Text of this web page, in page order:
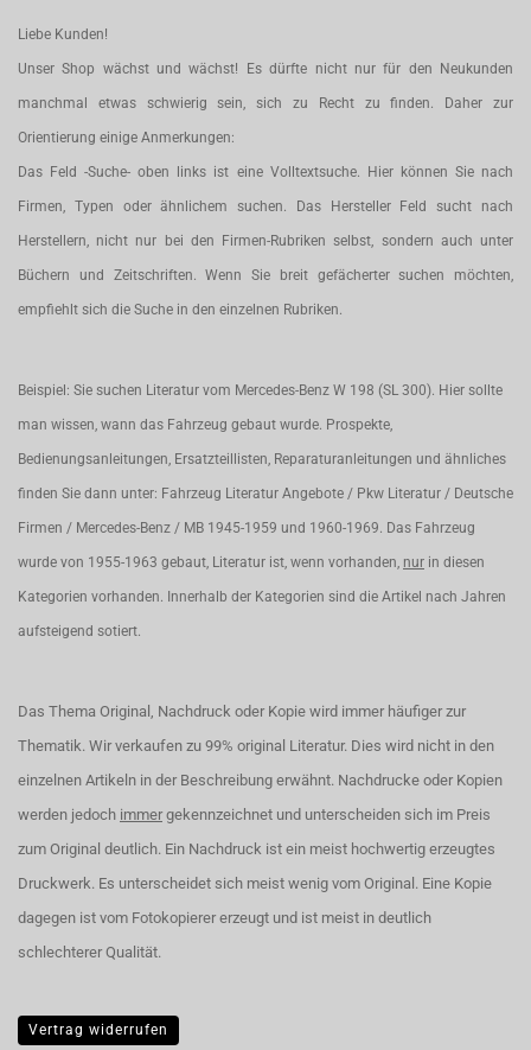
Liebe Kunden!
Unser Shop wächst und wächst! Es dürfte nicht nur für den Neukunden
manchmal etwas schwierig sein, sich zu Recht zu finden. Daher zur
Orientierung einige Anmerkungen:
Das Feld -Suche- oben links ist eine Volltextsuche. Hier können Sie nach
Firmen, Typen oder ähnlichem suchen. Das Hersteller Feld sucht nach
Herstellern, nicht nur bei den Firmen-Rubriken selbst, sondern auch unter
Büchern und Zeitschriften. Wenn Sie breit gefächerter suchen möchten,
empfiehlt sich die Suche in den einzelnen Rubriken.
Beispiel: Sie suchen Literatur vom Mercedes-Benz W 198 (SL 300). Hier sollte
man wissen, wann das Fahrzeug gebaut wurde. Prospekte,
Bedienungsanleitungen, Ersatzteillisten, Reparaturanleitungen und ähnliches
finden Sie dann unter: Fahrzeug Literatur Angebote / Pkw Literatur / Deutsche
Firmen / Mercedes-Benz / MB 1945-1959 und 1960-1969. Das Fahrzeug
wurde von 1955-1963 gebaut, Literatur ist, wenn vorhanden, nur in diesen
Kategorien vorhanden. Innerhalb der Kategorien sind die Artikel nach Jahren
aufsteigend sotiert.
Das Thema Original, Nachdruck oder Kopie wird immer häufiger zur
Thematik. Wir verkaufen zu 99% original Literatur. Dies wird nicht in den
einzelnen Artikeln in der Beschreibung erwähnt. Nachdrucke oder Kopien
werden jedoch immer gekennzeichnet und unterscheiden sich im Preis
zum Original deutlich. Ein Nachdruck ist ein meist hochwertig erzeugtes
Druckwerk. Es unterscheidet sich meist wenig vom Original. Eine Kopie
dagegen ist vom Fotokopierer erzeugt und ist meist in deutlich
schlechterer Qualität.
Vertrag widerrufen